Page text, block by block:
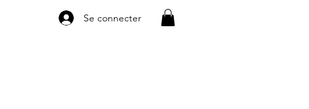
Se connecter